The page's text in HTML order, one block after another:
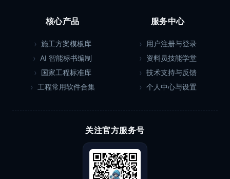
核心产品
施工方案模板库
AI 智能标书编制
国家工程标准库
工程常用软件合集
服务中心
用户注册与登录
资料员技能学堂
技术支持与反馈
个人中心与设置
关注官方服务号